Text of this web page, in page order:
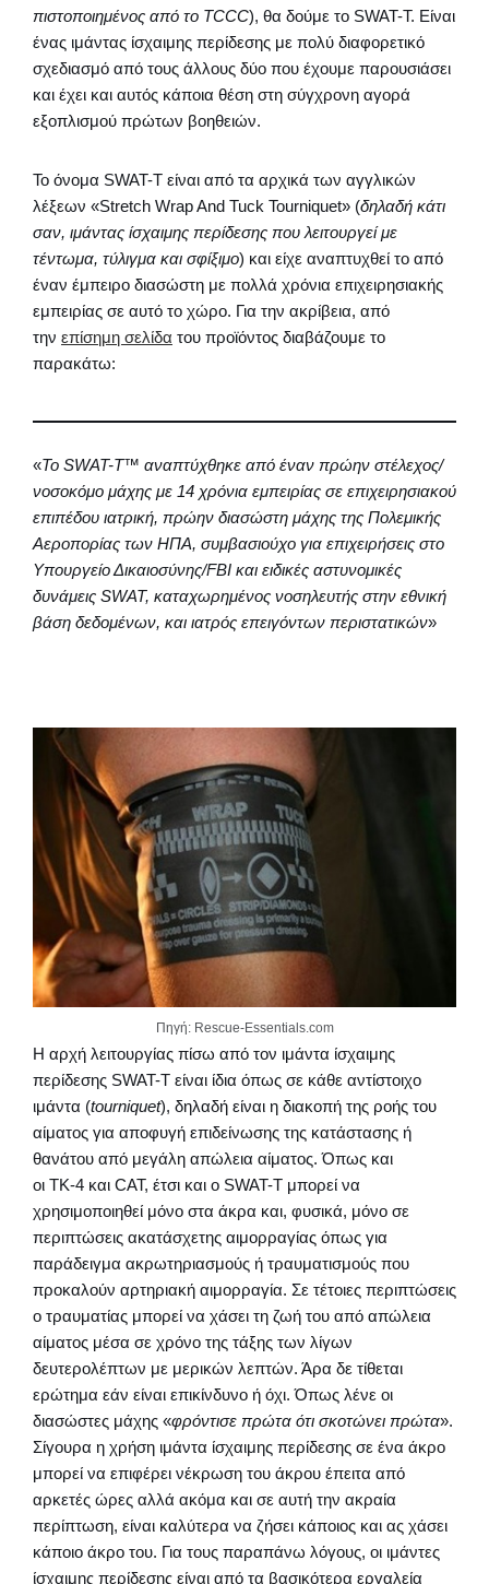
πιστοποιημένος από το TCCC), θα δούμε το SWAT-T. Είναι
ένας ιμάντας ίσχαιμης περίδεσης με πολύ διαφορετικό
σχεδιασμό από τους άλλους δύο που έχουμε παρουσιάσει
και έχει και αυτός κάποια θέση στη σύγχρονη αγορά
εξοπλισμού πρώτων βοηθειών.
Το όνομα SWAT-T είναι από τα αρχικά των αγγλικών
λέξεων «Stretch Wrap And Tuck Tourniquet» (δηλαδή κάτι
σαν, ιμάντας ίσχαιμης περίδεσης που λειτουργεί με
τέντωμα, τύλιγμα και σφίξιμο) και είχε αναπτυχθεί το από
έναν έμπειρο διασώστη με πολλά χρόνια επιχειρησιακής
εμπειρίας σε αυτό το χώρο. Για την ακρίβεια, από
την επίσημη σελίδα του προϊόντος διαβάζουμε το
παρακάτω:
«Το SWAT-T™ αναπτύχθηκε από έναν πρώην στέλεχος/
νοσοκόμο μάχης με 14 χρόνια εμπειρίας σε επιχειρησιακού
επιπέδου ιατρική, πρώην διασώστη μάχης της Πολεμικής
Αεροπορίας των ΗΠΑ, συμβασιούχο για επιχειρήσεις στο
Υπουργείο Δικαιοσύνης/FBI και ειδικές αστυνομικές
δυνάμεις SWAT, καταχωρημένος νοσηλευτής στην εθνική
βάση δεδομένων, και ιατρός επειγόντων περιστατικών»
Πηγή: Rescue-Essentials.com
Η αρχή λειτουργίας πίσω από τον ιμάντα ίσχαιμης
περίδεσης SWAT-T είναι ίδια όπως σε κάθε αντίστοιχο
ιμάντα (tourniquet), δηλαδή είναι η διακοπή της ροής του
αίματος για αποφυγή επιδείνωσης της κατάστασης ή
θανάτου από μεγάλη απώλεια αίματος. Όπως και
οι ΤΚ-4 και CAT, έτσι και ο SWAT-T μπορεί να
χρησιμοποιηθεί μόνο στα άκρα και, φυσικά, μόνο σε
περιπτώσεις ακατάσχετης αιμορραγίας όπως για
παράδειγμα ακρωτηριασμούς ή τραυματισμούς που
προκαλούν αρτηριακή αιμορραγία. Σε τέτοιες περιπτώσεις
ο τραυματίας μπορεί να χάσει τη ζωή του από απώλεια
αίματος μέσα σε χρόνο της τάξης των λίγων
δευτερολέπτων με μερικών λεπτών. Άρα δε τίθεται
ερώτημα εάν είναι επικίνδυνο ή όχι. Όπως λένε οι
διασώστες μάχης «φρόντισε πρώτα ότι σκοτώνει πρώτα».
Σίγουρα η χρήση ιμάντα ίσχαιμης περίδεσης σε ένα άκρο
μπορεί να επιφέρει νέκρωση του άκρου έπειτα από
αρκετές ώρες αλλά ακόμα και σε αυτή την ακραία
περίπτωση, είναι καλύτερα να ζήσει κάποιος και ας χάσει
κάποιο άκρο του. Για τους παραπάνω λόγους, οι ιμάντες
ίσχαιμης περίδεσης είναι από τα βασικότερα εργαλεία